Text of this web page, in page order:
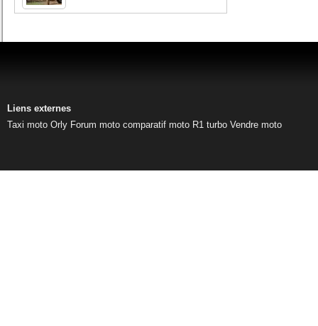
Liens externes
Taxi moto Orly Forum moto comparatif moto R1 turbo Vendre moto